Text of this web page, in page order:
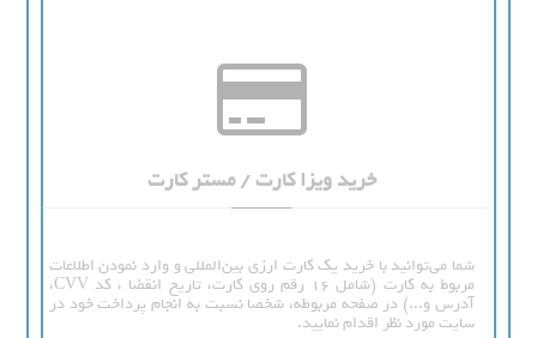
خرید ویزا کارت / مستر کارت
شما می‌توانید با خرید یک کارت ارزی بین‌المللی و وارد نمودن اطلاعات
مربوط به کارت (شامل 16 رقم روی کارت، تاریخ انقضا ، کد CVV،
آدرس و...) در صفحه مربوطه، شخصا نسبت به انجام پرداخت خود در
سایت مورد نظر اقدام نمایید.